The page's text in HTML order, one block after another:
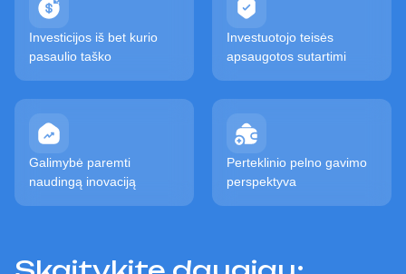
Investicijos iš bet kurio
pasaulio taško
Investuotojo teisės
apsaugotos sutartimi
Galimybė paremti
naudingą inovaciją
Perteklinio pelno gavimo
perspektyva